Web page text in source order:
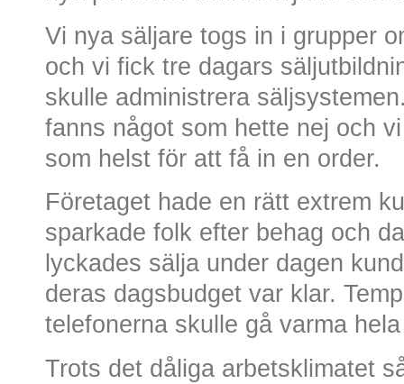
Vi nya säljare togs in i grupper
och vi fick tre dagars
skulle administrera
fanns något som hette nej och
som helst för att få in en order.
Företaget hade en rätt extrem
sparkade folk efter behag och
lyckades sälja under dagen
deras dagsbudget var klar.
telefonerna skulle gå varma
Trots det dåliga arbetsklimatet